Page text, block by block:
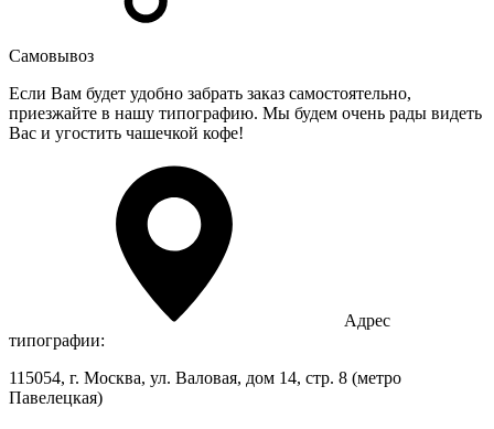
Самовывоз
Если Вам будет удобно забрать заказ самостоятельно,
приезжайте в нашу типографию. Мы будем очень рады видеть
Вас и угостить чашечкой кофе!
Адрес
типографии:
115054, г. Москва, ул. Валовая, дом 14, стр. 8 (метро
Павелецкая)